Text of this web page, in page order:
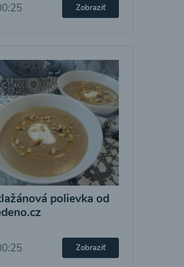
Zobraziť
polievka od
Zobraziť